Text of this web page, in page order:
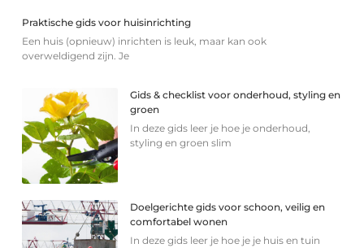
Praktische gids voor huisinrichting
Een huis (opnieuw) inrichten is leuk, maar kan ook
overweldigend zijn. Je
Gids & checklist voor onderhoud, styling en
groen
In deze gids leer je hoe je onderhoud,
styling en groen slim
Doelgerichte gids voor schoon, veilig en
comfortabel wonen
In deze gids leer je hoe je je huis en tuin